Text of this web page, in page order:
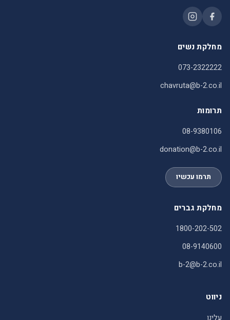
מחלקת נשים
073-2322222
chavruta@b-2.co.il
תרומות
08-9380106
donation@b-2.co.il
תרמו עכשיו
מחלקת גברים
1800-202-502
08-9140600
b-2@b-2.co.il
ניווט